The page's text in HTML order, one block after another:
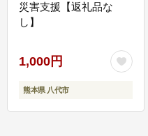
災害支援【返礼品な
し】
1,000円
熊本県 八代市